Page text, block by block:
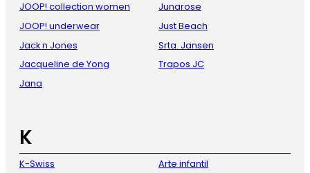
JOOP! collection women
JOOP! underwear
Jack n Jones
Jacqueline de Yong
Jana
Junarose
Just Beach
Srta. Jansen
Trapos JC
K
K-Swiss Arte infantil